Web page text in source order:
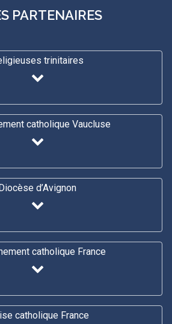
PARTENAIRES
trinitaires
catholique Vaucluse
Diocèse d’Avignon
catholique France
catholique France